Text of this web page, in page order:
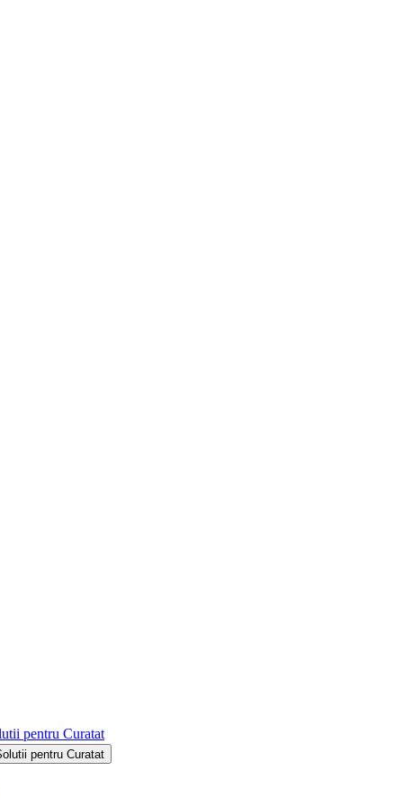
pentru Curatat
pentru Curatat